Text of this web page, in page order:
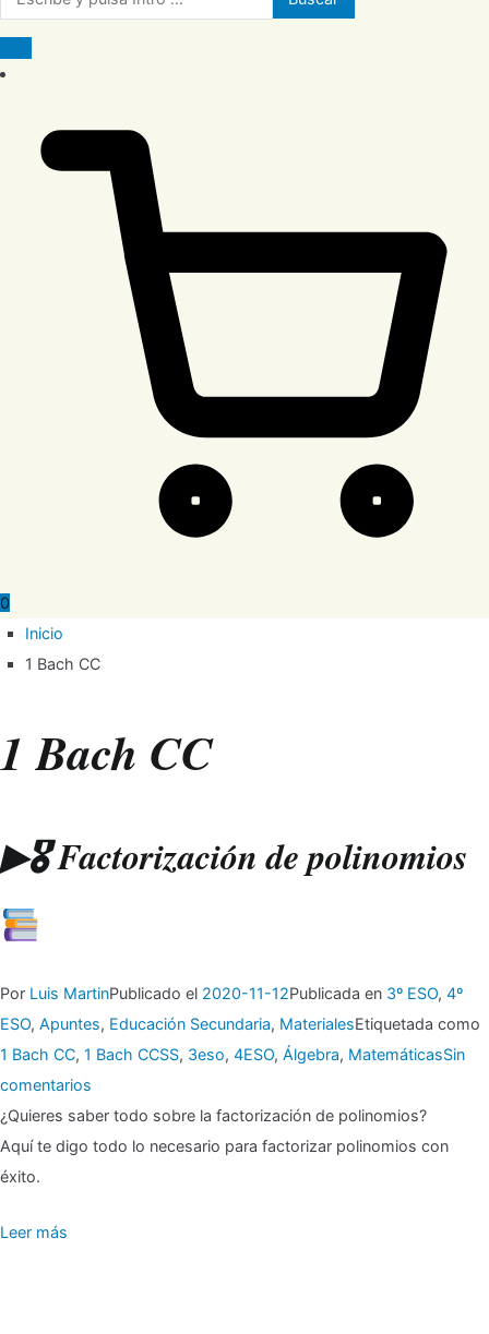
0
Inicio
1 Bach CC
1 Bach CC
▶🎖 Factorización de polinomios
Por Luis MartinPublicado el 2020-11-12Publicada en 3º ESO, 4º
ESO, Apuntes, Educación Secundaria, MaterialesEtiquetada como
1 Bach CC, 1 Bach CCSS, 3eso, 4ESO, Álgebra, MatemáticasSin
comentarios
▶
🎖
¿Quieres saber todo sobre la factorización de polinomios?
Aquí te digo todo lo necesario para factorizar polinomios con
éxito.
Leer más